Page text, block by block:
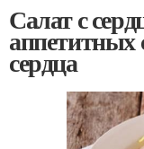
Салат с
аппетитных
сердца